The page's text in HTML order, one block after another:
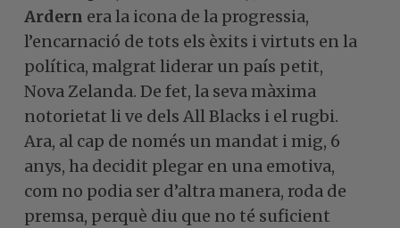
Ardern era la icona de la progressia,
l’encarnació de tots els èxits i virtuts en la
política, malgrat liderar un país petit,
Nova Zelanda. De fet, la seva màxima
notorietat li ve dels All Blacks i el rugbi.
Ara, al cap de només un mandat i mig, 6
anys, ha decidit plegar en una emotiva,
com no podia ser d’altra manera, roda de
premsa, perquè diu que no té suficient